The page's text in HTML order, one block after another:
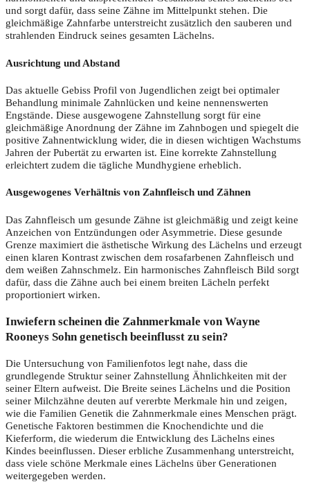
und sorgt dafür, dass seine Zähne im Mittelpunkt stehen. Die
gleichmäßige Zahnfarbe unterstreicht zusätzlich den sauberen und
strahlenden Eindruck seines gesamten Lächelns.
Ausrichtung und Abstand
Das aktuelle Gebiss Profil von Jugendlichen zeigt bei optimaler
Behandlung minimale Zahnlücken und keine nennenswerten
Engstände. Diese ausgewogene Zahnstellung sorgt für eine
gleichmäßige Anordnung der Zähne im Zahnbogen und spiegelt die
positive Zahnentwicklung wider, die in diesen wichtigen Wachstums
Jahren der Pubertät zu erwarten ist. Eine korrekte Zahnstellung
erleichtert zudem die tägliche Mundhygiene erheblich.
Ausgewogenes Verhältnis von Zahnfleisch und Zähnen
Das Zahnfleisch um gesunde Zähne ist gleichmäßig und zeigt keine
Anzeichen von Entzündungen oder Asymmetrie. Diese gesunde
Grenze maximiert die ästhetische Wirkung des Lächelns und erzeugt
einen klaren Kontrast zwischen dem rosafarbenen Zahnfleisch und
dem weißen Zahnschmelz. Ein harmonisches Zahnfleisch Bild sorgt
dafür, dass die Zähne auch bei einem breiten Lächeln perfekt
proportioniert wirken.
Inwiefern scheinen die Zahnmerkmale von Wayne
Rooneys Sohn genetisch beeinflusst zu sein?
Die Untersuchung von Familienfotos legt nahe, dass die
grundlegende Struktur seiner Zahnstellung Ähnlichkeiten mit der
seiner Eltern aufweist. Die Breite seines Lächelns und die Position
seiner Milchzähne deuten auf vererbte Merkmale hin und zeigen,
wie die Familien Genetik die Zahnmerkmale eines Menschen prägt.
Genetische Faktoren bestimmen die Knochendichte und die
Kieferform, die wiederum die Entwicklung des Lächelns eines
Kindes beeinflussen. Dieser erbliche Zusammenhang unterstreicht,
dass viele schöne Merkmale eines Lächelns über Generationen
weitergegeben werden.